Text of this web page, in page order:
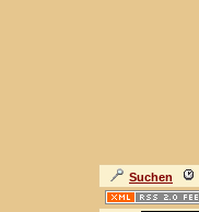
Suchen